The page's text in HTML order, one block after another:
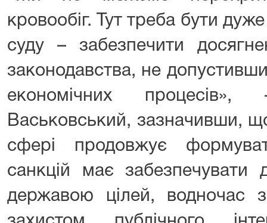
кровообіг. Тут треба бути
суду – забезпечити
законодавства, не
економічних
Васьковський, зазначивши,
сфері продовжує
санкцій має забезпечувати
державою цілей, водночас